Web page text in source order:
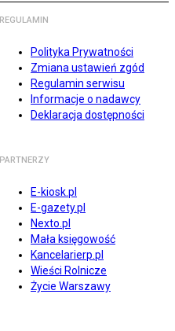
REGULAMIN
Polityka Prywatności
Zmiana ustawień zgód
Regulamin serwisu
Informacje o nadawcy
Deklaracja dostępności
PARTNERZY
E-kiosk.pl
E-gazety.pl
Nexto.pl
Mała księgowość
Kancelarierp.pl
Wieści Rolnicze
Życie Warszawy